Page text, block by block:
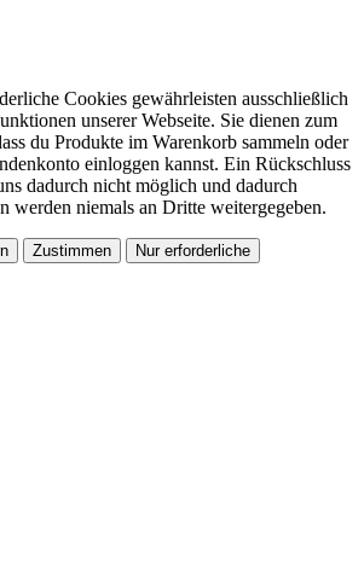
Cookies gewährleisten ausschließlich
unserer Webseite. Sie dienen zum
du Produkte im Warenkorb sammeln oder
einloggen kannst. Ein Rückschluss
dadurch nicht möglich und dadurch
werden niemals an Dritte weitergegeben.
Zustimmen Nur erforderliche